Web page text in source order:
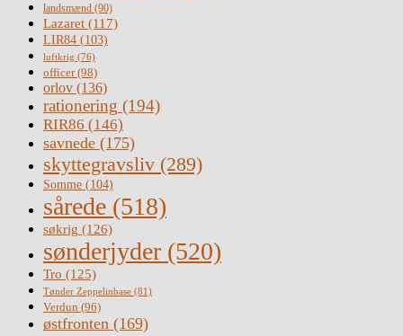
landsmænd (90)
Lazaret (117)
LIR84 (103)
luftkrig (76)
officer(98)
orlov (136)
rationering (194)
RIR86 (146)
savnede (175)
skyttegravsliv (289)
Somme (104)
sårede (518)
søkrig (126)
sønderjyder (520)
Tro (125)
Tønder Zeppelinbase (81)
Verdun (96)
østfronten (169)